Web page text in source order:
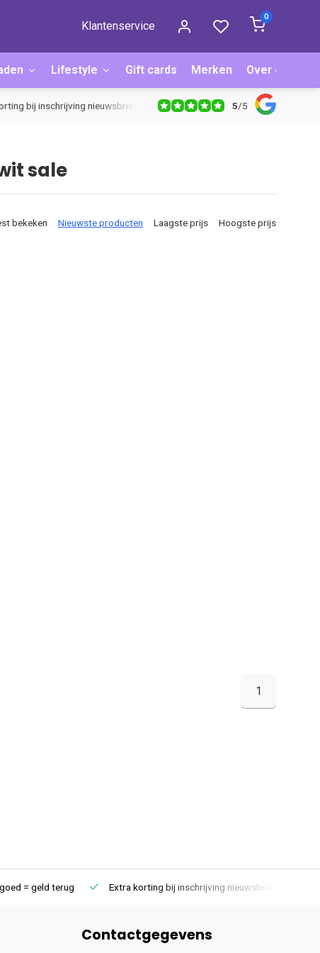
Klantenservice
0
Lifestyle Gift cards Merken Over ons
bij inschrijving nieuwsbrief 5/5
sale
bekeken Nieuwste producten Laagste prijs Hoogste prijs
1
= geld terug Extra korting bij inschrijving nieuwsbrief
Contactgegevens